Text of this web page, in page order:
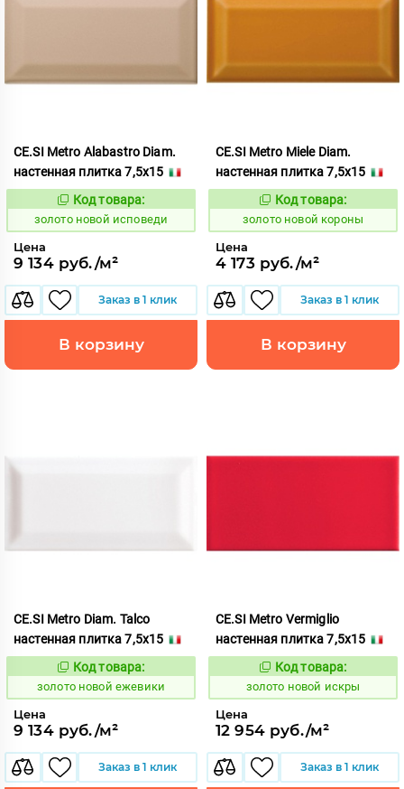
CE.SI Metro Alabastro Diam.
настенная плитка 7,5x15
523785
Код товара:
золото новой исповеди
Цена
9 134 руб./м²
Заказ в 1 клик
В корзину
CE.SI Metro Miele Diam.
настенная плитка 7,5x15
523788
Код товара:
золото новой короны
Цена
4 173 руб./м²
Заказ в 1 клик
В корзину
CE.SI Metro Diam. Talco
настенная плитка 7,5x15
523774
Код товара:
золото новой ежевики
Цена
9 134 руб./м²
Заказ в 1 клик
CE.SI Metro Vermiglio
настенная плитка 7,5x15
523784
Код товара:
золото новой искры
Цена
12 954 руб./м²
Заказ в 1 клик